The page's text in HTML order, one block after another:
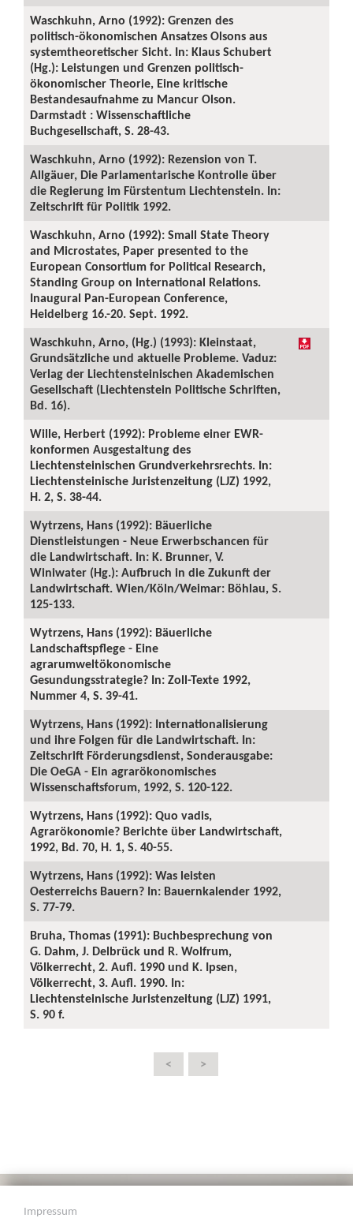
Waschkuhn, Arno (1992): Grenzen des
politisch-ökonomischen Ansatzes Olsons aus
systemtheoretischer Sicht. In: Klaus Schubert
(Hg.): Leistungen und Grenzen politisch-
ökonomischer Theorie, Eine kritische
Bestandesaufnahme zu Mancur Olson.
Darmstadt : Wissenschaftliche
Buchgesellschaft, S. 28-43.
Waschkuhn, Arno (1992): Rezension von T.
Allgäuer, Die Parlamentarische Kontrolle über
die Regierung im Fürstentum Liechtenstein. In:
Zeitschrift für Politik 1992.
Waschkuhn, Arno (1992): Small State Theory
and Microstates, Paper presented to the
European Consortium for Political Research,
Standing Group on International Relations.
Inaugural Pan-European Conference,
Heidelberg 16.-20. Sept. 1992.
Waschkuhn, Arno, (Hg.) (1993): Kleinstaat,
Grundsätzliche und aktuelle Probleme. Vaduz:
Verlag der Liechtensteinischen Akademischen
Gesellschaft (Liechtenstein Politische Schriften,
Bd. 16).
Wille, Herbert (1992): Probleme einer EWR-
konformen Ausgestaltung des
Liechtensteinischen Grundverkehrsrechts. In:
Liechtensteinische Juristenzeitung (LJZ) 1992,
H. 2, S. 38-44.
Wytrzens, Hans (1992): Bäuerliche
Dienstleistungen - Neue Erwerbschancen für
die Landwirtschaft. In: K. Brunner, V.
Winiwater (Hg.): Aufbruch in die Zukunft der
Landwirtschaft. Wien/Köln/Weimar: Böhlau, S.
125-133.
Wytrzens, Hans (1992): Bäuerliche
Landschaftspflege - Eine
agrarumweltökonomische
Gesundungsstrategie? In: Zoll-Texte 1992,
Nummer 4, S. 39-41.
Wytrzens, Hans (1992): Internationalisierung
und ihre Folgen für die Landwirtschaft. In:
Zeitschrift Förderungsdienst, Sonderausgabe:
Die OeGA - Ein agrarökonomisches
Wissenschaftsforum, 1992, S. 120-122.
Wytrzens, Hans (1992): Quo vadis,
Agrarökonomie? Berichte über Landwirtschaft,
1992, Bd. 70, H. 1, S. 40-55.
Wytrzens, Hans (1992): Was leisten
Oesterreichs Bauern? In: Bauernkalender 1992,
S. 77-79.
Bruha, Thomas (1991): Buchbesprechung von
G. Dahm, J. Delbrück und R. Wolfrum,
Völkerrecht, 2. Aufl. 1990 und K. Ipsen,
Völkerrecht, 3. Aufl. 1990. In:
Liechtensteinische Juristenzeitung (LJZ) 1991,
S. 90 f.
< >
Impressum